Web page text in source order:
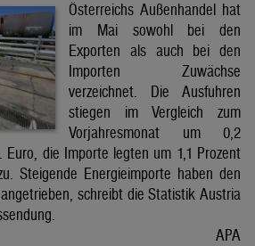
Österreichs Außenhandel hat
im Mai sowohl bei den
Exporten als auch bei den
Importen Zuwächse
verzeichnet. Die Ausfuhren
stiegen im Vergleich zum
Vorjahresmonat um 0,2
Euro, die Importe legten um 1,1 Prozent
Steigende Energieimporte haben den
schreibt die Statistik Austria
APA